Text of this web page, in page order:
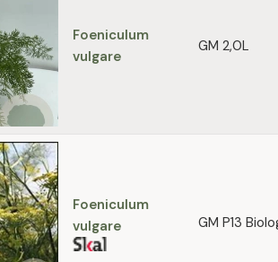
Foeniculum
vulgare
GM 2,0L
Foeniculum
vulgare
GM P13